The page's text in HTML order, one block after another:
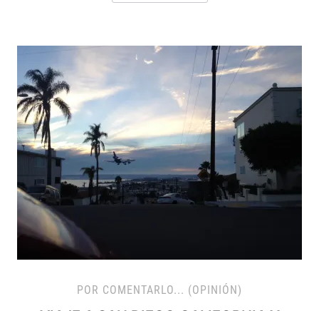
POR COMENTARLO... (OPINIÓN)